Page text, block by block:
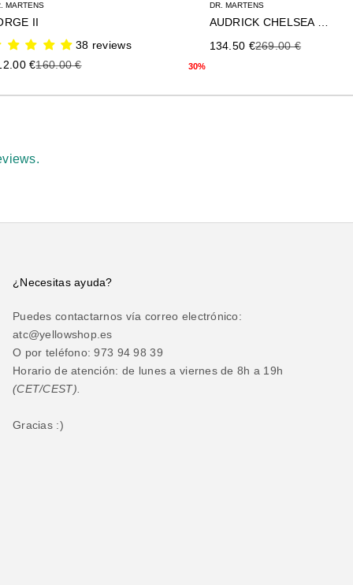
MARTENS
II
38 reviews
de oferta
€Precio anterior
160.00 € 30%
DR. MARTENS
Precio de oferta
134.50 €Precio anterior
269.00 €
¿Necesitas ayuda?
Puedes contactarnos vía correo electrónico:
atc@yellowshop.es
O por teléfono: 973 94 98 39
Horario de atención: de lunes a viernes de 8h a 19h
(CET/CEST).
Gracias :)